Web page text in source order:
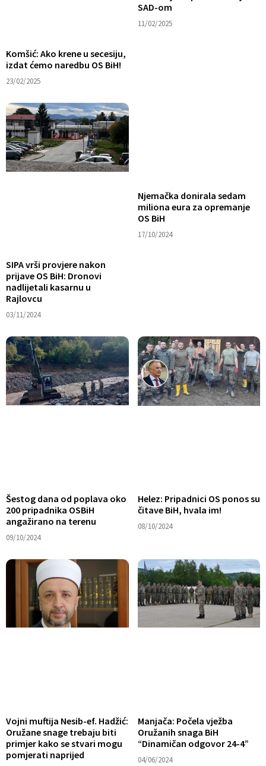
Komšić: Ako krene u secesiju,
izdat ćemo naredbu OS BiH!
23/02/2025
SAD-om
11/02/2025
SIPA vrši provjere nakon
prijave OS BiH: Dronovi
nadlijetali kasarnu u
Rajlovcu
03/11/2024
Njemačka donirala sedam
miliona eura za opremanje
OS BiH
17/10/2024
Šestog dana od poplava oko
200 pripadnika OSBiH
angažirano na terenu
09/10/2024
Helez: Pripadnici OS ponos su
čitave BiH, hvala im!
08/10/2024
Vojni muftija Nesib-ef. Hadžić:
Oružane snage trebaju biti
primjer kako se stvari mogu
pomjerati naprijed
Manjača: Počela vježba
Oružanih snaga BiH
“Dinamičan odgovor 24-4”
04/06/2024